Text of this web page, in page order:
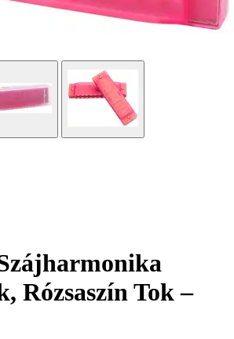
Rózsaszín Tok –